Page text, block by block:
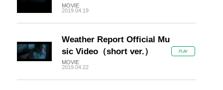
MOVIE
2019.04.19
Weather Report Official Mu
sic Video（short ver.）
MOVIE
2019.04.22
PLAY